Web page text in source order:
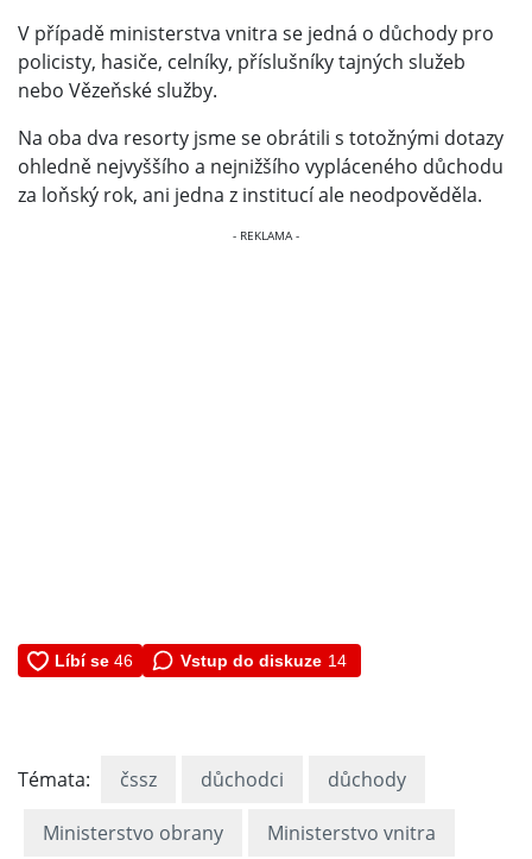
V případě ministerstva vnitra se jedná o důchody pro
policisty, hasiče, celníky, příslušníky tajných služeb
nebo Vězeňské služby.
Na oba dva resorty jsme se obrátili s totožnými dotazy
ohledně nejvyššího a nejnižšího vypláceného důchodu
za loňský rok, ani jedna z institucí ale neodpověděla.
Vstup do diskuze 14
Témata: čssz důchodci důchody
Ministerstvo obrany Ministerstvo vnitra